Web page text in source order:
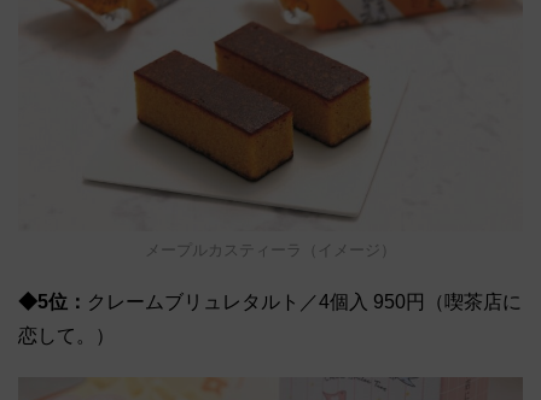
メープルカスティーラ（イメージ）
◆5位： クレームブリュレタルト／4個入 950円（喫茶店に
恋して。）